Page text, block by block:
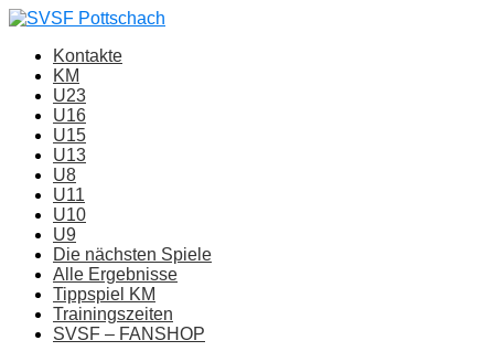
Kontakte
KM
U23
U16
U15
U13
U8
U11
U10
U9
Die nächsten Spiele
Alle Ergebnisse
Tippspiel KM
Trainingszeiten
SVSF – FANSHOP